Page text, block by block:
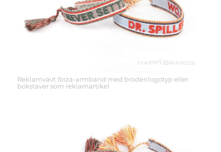
Reklamvävt Ibiza-armband med broderilogotyp eller
bokstäver som reklamartikel